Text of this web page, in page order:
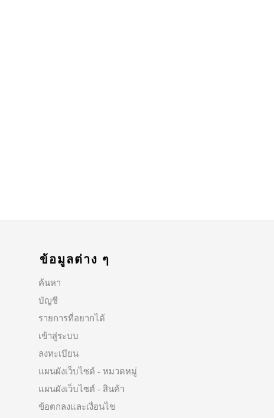
ข้อมูลต่าง ๆ
ค้นหา
บัญชี
รายการที่อยากได้
เข้าสู่ระบบ
ลงทะเบียน
แผนผังเว็บไซต์ - หมวดหมู่
แผนผังเว็บไซต์ - สินค้า
ข้อตกลงและเงื่อนไข